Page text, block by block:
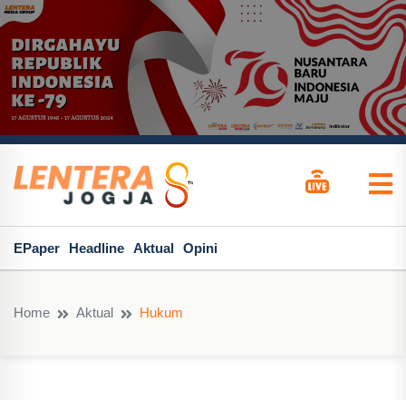
EPaper Headline Aktual Opini
Home Aktual Hukum